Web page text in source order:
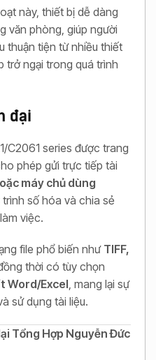
này, thiết bị dễ dàng
văn phòng, giúp người
thuận tiện từ nhiều thiết
trở ngại trong quá trình
đại
C2061 series được trang
phép gửi trực tiếp tài
máy chủ dùng
trình số hóa và chia sẻ
việc.
file phổ biến như TIFF,
đồng thời có tùy chọn
Word/Excel , mang lại sự
sử dụng tài liệu.
Tổng Hợp Nguyễn Đức